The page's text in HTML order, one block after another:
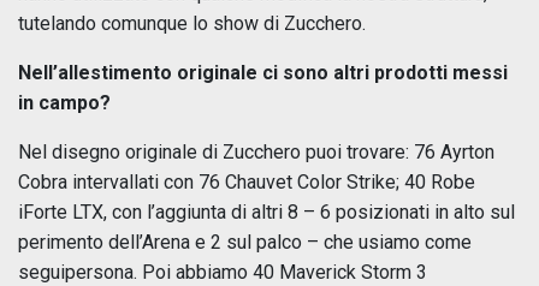
tutelando comunque lo show di Zucchero.
Nell’allestimento originale ci sono altri prodotti messi
in campo?
Nel disegno originale di Zucchero puoi trovare: 76 Ayrton
Cobra intervallati con 76 Chauvet Color Strike; 40 Robe
iForte LTX, con l’aggiunta di altri 8 – 6 posizionati in alto sul
perimento dell’Arena e 2 sul palco – che usiamo come
seguipersona. Poi abbiamo 40 Maverick Storm 3